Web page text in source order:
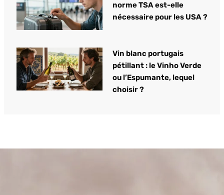
norme TSA est-elle
nécessaire pour les USA ?
Vin blanc portugais
pétillant : le Vinho Verde
ou l’Espumante, lequel
choisir ?